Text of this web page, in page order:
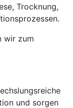
Trocknung,
wir zum
und sorgen